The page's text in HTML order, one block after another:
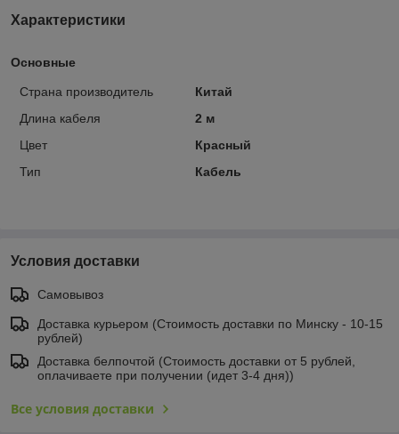
Характеристики
Основные
Страна производитель
Китай
Длина кабеля
2 м
Цвет
Красный
Тип
Кабель
Условия доставки
Самовывоз
Доставка курьером (Стоимость доставки по Минску - 10-15
рублей)
Доставка белпочтой (Стоимость доставки от 5 рублей,
оплачиваете при получении (идет 3-4 дня))
Все условия доставки